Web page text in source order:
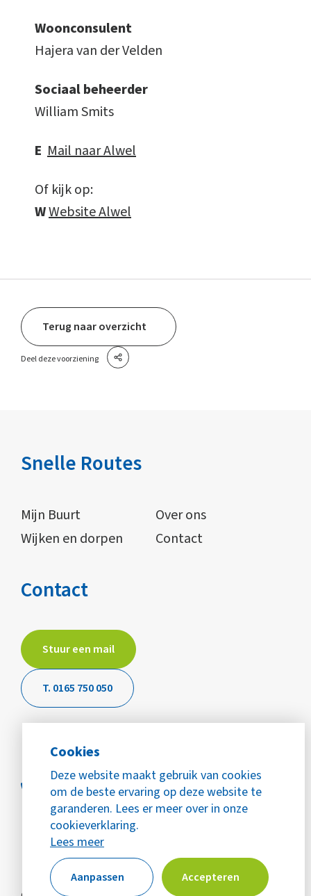
Cookies
Deze website maakt gebruik van cookies
om de beste ervaring op deze website te
garanderen. Lees er meer over in onze
cookieverklaring.
Lees meer
Aanpassen Accepteren
Woonconsulent
Hajera van der Velden
Sociaal beheerder
William Smits
E Mail naar Alwel
Of kijk op:
WWebsite Alwel
Terug naar overzicht
Deel deze voorziening
Snelle Routes
Mijn Buurt
Over ons
Wijken en dorpen
Contact
Contact
Stuur een mail
T. 0165 750 050